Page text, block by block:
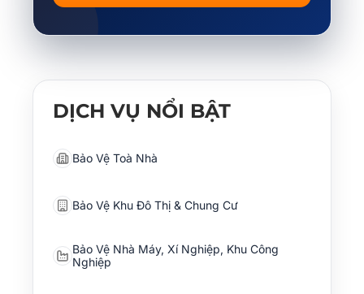
DỊCH VỤ NỔI BẬT
Bảo Vệ Toà Nhà
Bảo Vệ Khu Đô Thị & Chung Cư
Bảo Vệ Nhà Máy, Xí Nghiệp, Khu Công
Nghiệp